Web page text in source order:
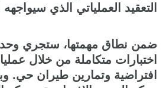
التعقيد العملياتي الذي
ضمن نطاق مهمتها، ستجري وحدة
اختبارات متكاملة من خلال
افتراضية وتمارين طيران حي.